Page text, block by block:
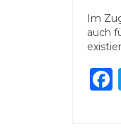
Im
auch